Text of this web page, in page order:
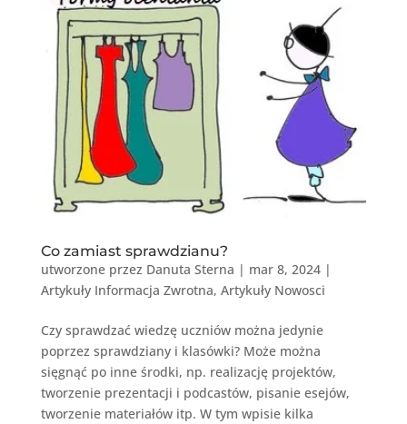
Co zamiast sprawdzianu?
utworzone przez Danuta Sterna | mar 8, 2024|
Artykuły Informacja Zwrotna, Artykuły Nowosci
Czy sprawdzać wiedzę uczniów można jedynie
poprzez sprawdziany i klasówki? Może można
sięgnąć po inne środki, np. realizację projektów,
tworzenie prezentacji i podcastów, pisanie esejów,
tworzenie materiałów itp. W tym wpisie kilka